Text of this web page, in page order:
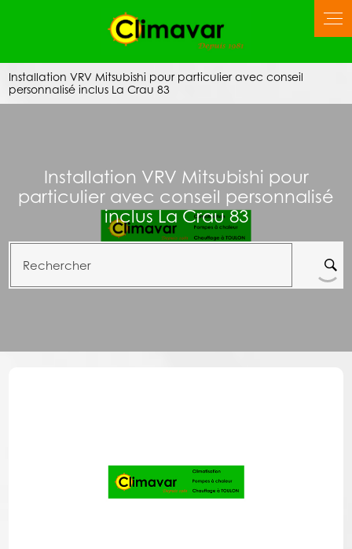
Installation VRV Mitsubishi pour particulier avec conseil
personnalisé inclus La Crau 83
Installation VRV Mitsubishi pour
particulier avec conseil personnalisé
inclus La Crau 83
Rechercher